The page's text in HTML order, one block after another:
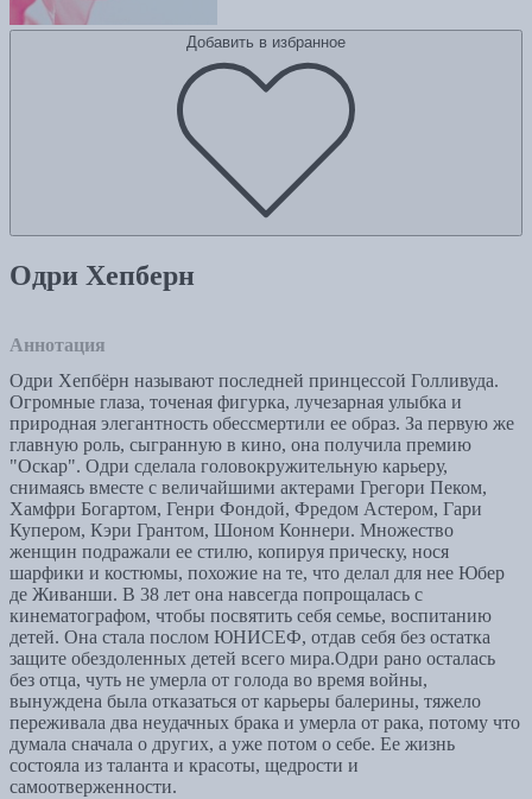
Добавить в избранное
Одри Хепберн
Аннотация
Одри Хепбёрн называют последней принцессой Голливуда.
Огромные глаза, точеная фигурка, лучезарная улыбка и
природная элегантность обессмертили ее образ. За первую же
главную роль, сыгранную в кино, она получила премию
"Оскар". Одри сделала головокружительную карьеру,
снимаясь вместе с величайшими актерами Грегори Пеком,
Хамфри Богартом, Генри Фондой, Фредом Астером, Гари
Купером, Кэри Грантом, Шоном Коннери. Множество
женщин подражали ее стилю, копируя прическу, нося
шарфики и костюмы, похожие на те, что делал для нее Юбер
де Живанши. В 38 лет она навсегда попрощалась с
кинематографом, чтобы посвятить себя семье, воспитанию
детей. Она стала послом ЮНИСЕФ, отдав себя без остатка
защите обездоленных детей всего мира.Одри рано осталась
без отца, чуть не умерла от голода во время войны,
вынуждена была отказаться от карьеры балерины, тяжело
переживала два неудачных брака и умерла от рака, потому что
думала сначала о других, а уже потом о себе. Ее жизнь
состояла из таланта и красоты, щедрости и
самоотверженности.